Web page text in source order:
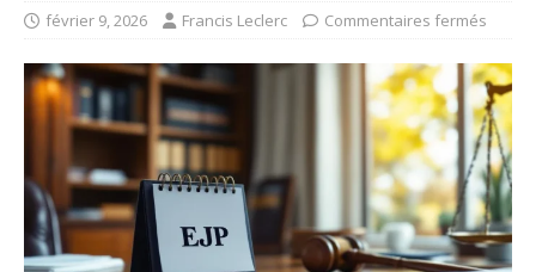
février 9, 2026 Francis Leclerc Commentaires fermés